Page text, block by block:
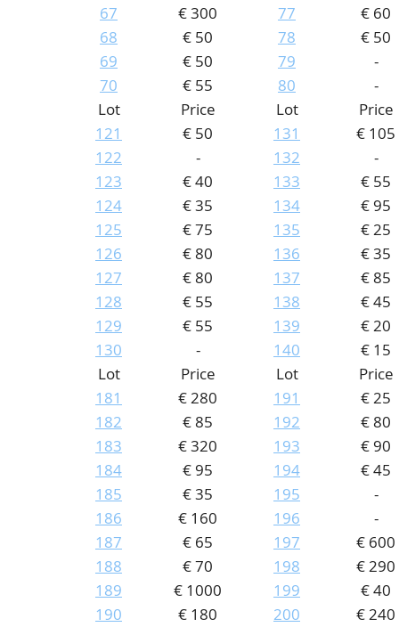
67
€ 300
68
€ 50
69
€ 50
70
€ 55
77
€ 60
78
€ 50
79
-
80
-
Lot
Price
121
€ 50
122
-
123
€ 40
124
€ 35
125
€ 75
126
€ 80
127
€ 80
128
€ 55
129
€ 55
130
-
Lot
Price
131
€ 105
132
-
133
€ 55
134
€ 95
135
€ 25
136
€ 35
137
€ 85
138
€ 45
139
€ 20
140
€ 15
Lot
Price
181
€ 280
182
€ 85
183
€ 320
184
€ 95
185
€ 35
186
€ 160
187
€ 65
188
€ 70
189
€ 1000
190
€ 180
Lot
Price
191
€ 25
192
€ 80
193
€ 90
194
€ 45
195
-
196
-
197
€ 600
198
€ 290
199
€ 40
200
€ 240